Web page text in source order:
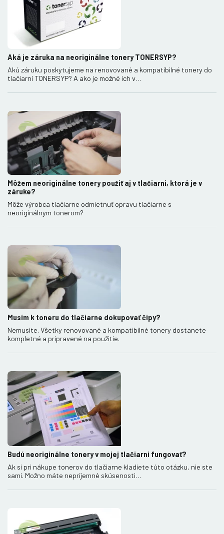
Aká je záruka na neoriginálne tonery TONERSYP?
Akú záruku poskytujeme na renovované a kompatibilné tonery do
tlačiarní TONERSYP? A ako je možné ich v…
Môžem neoriginálne tonery použiť aj v tlačiarni, ktorá je v
záruke?
Môže výrobca tlačiarne odmietnuť opravu tlačiarne s
neoriginálnym tonerom?
Musím k toneru do tlačiarne dokupovať čipy?
Nemusíte. Všetky renovované a kompatibilné tonery dostanete
kompletné a pripravené na použitie.
Budú neoriginálne tonery v mojej tlačiarni fungovať?
Ak si pri nákupe tonerov do tlačiarne kladiete túto otázku, nie ste
sami. Možno máte nepríjemné skúsenosti…